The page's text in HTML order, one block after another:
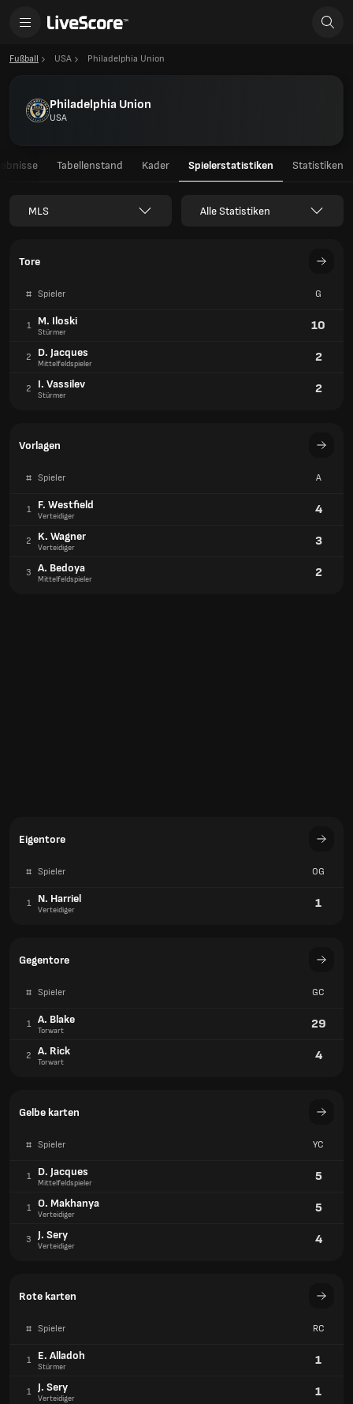
Fußball USA Philadelphia Union
Philadelphia Union
USA
Tabellenstand Kader Spielerstatistiken Statistiken
MLS Alle Statistiken
Tore
# Spieler G
1 M. Iloski
Stürmer 10
2 D. Jacques
Mittelfeldspieler 2
2 I. Vassilev
Stürmer 2
Vorlagen
# Spieler A
1 F. Westfield
Verteidiger 4
2 K. Wagner
Verteidiger 3
3 A. Bedoya
Mittelfeldspieler 2
Eigentore
# Spieler OG
1 N. Harriel
Verteidiger 1
Gegentore
# Spieler GC
1 A. Blake
Torwart 29
2 A. Rick
Torwart 4
Gelbe karten
# Spieler YC
1 D. Jacques
Mittelfeldspieler 5
1 O. Makhanya
Verteidiger 5
3 J. Sery
Verteidiger 4
Rote karten
# Spieler RC
1 E. Alladoh
Stürmer 1
1 J. Sery
Verteidiger 1